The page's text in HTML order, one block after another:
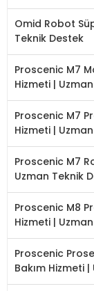
Omid Robot
Teknik Destek
Proscenic M7
Hizmeti |
Proscenic M7
Hizmeti |
Proscenic M7
Uzman Teknik
Proscenic M8
Hizmeti |
Proscenic
Bakım Hizmeti